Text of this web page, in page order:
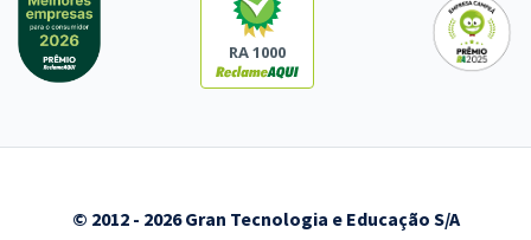
RA 1000
© 2012 - 2026 Gran Tecnologia e Educação S/A